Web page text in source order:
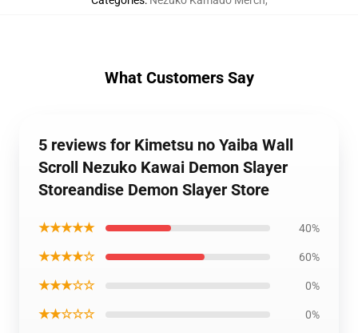
What Customers Say
5 reviews for Kimetsu no Yaiba Wall
Scroll Nezuko Kawai Demon Slayer
Storeandise Demon Slayer Store
★★★★★ 40%
★★★★☆ 60%
★★★☆☆ 0%
★★☆☆☆ 0%